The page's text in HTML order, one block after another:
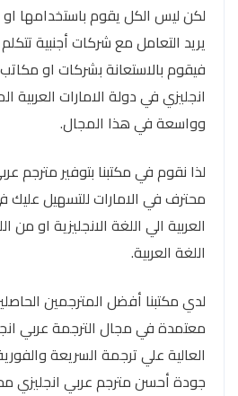
لكن ليس الكل يقوم باستخدامها
يريد التعامل مع شركات أجنبية تتكلم
فيقوم بالاستعانة بشركات او
انجليزي في دولة الامارات العربية
وواسعة في هذا المجال.
لذا نقوم في مكتبنا بتوفير مترجم
محترف في الامارات للتسهيل عليك
العربية الي اللغة الانجليزية او من
اللغة العربية.
لدي مكتبنا أفضل المترجمين
معتمدة في مجال الترجمة عربي
العالية علي ترجمة السريعة
جودة أحسن مترجم عربي انجليزي